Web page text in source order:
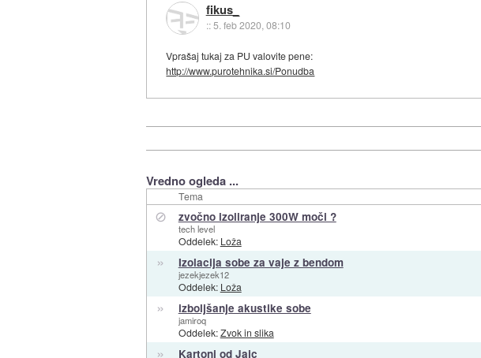
fikus_
::5. feb 2020, 08:10
Vprašaj tukaj za PU valovite pene:
http://www.purotehnika.si/Ponudba
Vredno ogleda ...
Tema
⊘ zvočno izoliranje 300W moči ?
tech level
Oddelek: Loža
» Izolacija sobe za vaje z bendom
jezekjezek12
Oddelek: Loža
» izboljšanje akustike sobe
jamiroq
Oddelek:Zvok in slika
» Kartoni od Jajc